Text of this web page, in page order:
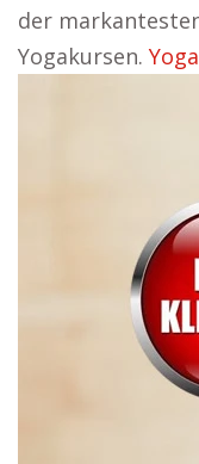
der
Yogakursen.